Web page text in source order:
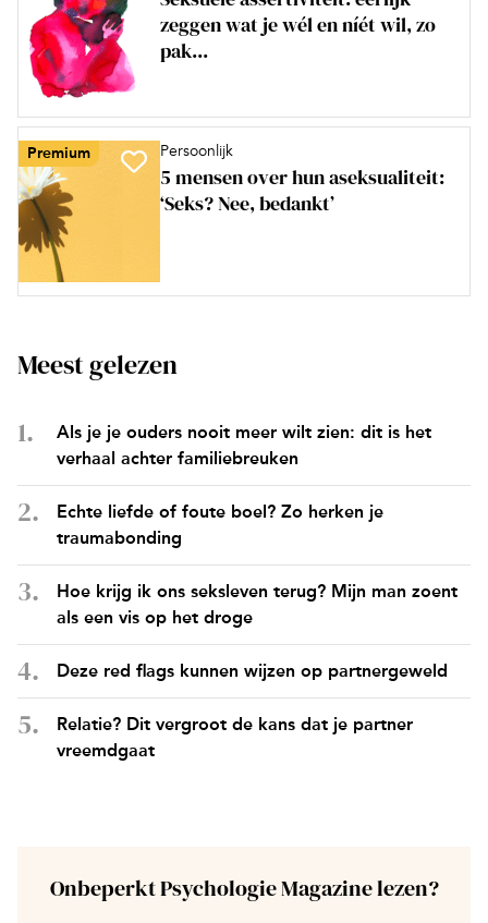
zeggen wat je wél en níét wil, zo
pak...
Premium Persoonlijk
5 mensen over hun aseksualiteit:
‘Seks? Nee, bedankt’
Meest gelezen
Als je je ouders nooit meer wilt zien: dit is het
verhaal achter familiebreuken
Echte liefde of foute boel? Zo herken je
traumabonding
Hoe krijg ik ons seksleven terug? Mijn man zoent
als een vis op het droge
Deze red flags kunnen wijzen op partnergeweld
Relatie? Dit vergroot de kans dat je partner
vreemdgaat
Onbeperkt Psychologie Magazine lezen?